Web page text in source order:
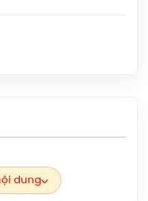
dung
Axforce 100 Max